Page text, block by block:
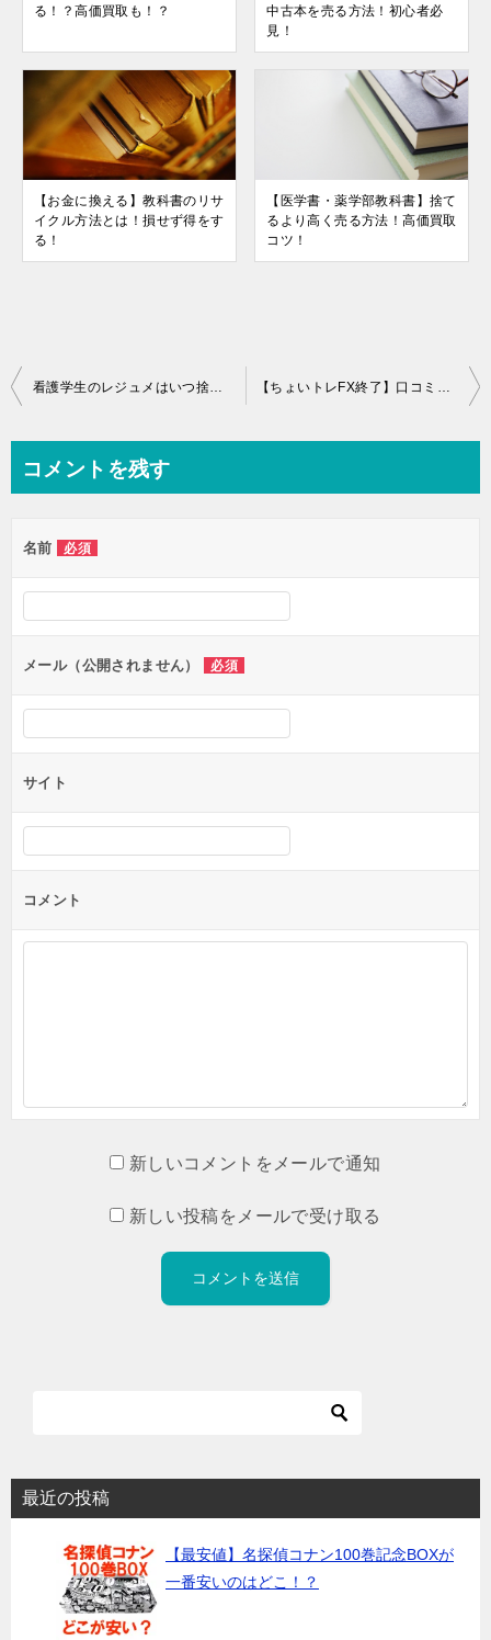
る！？高価買取も！？
中古本を売る方法！初心者必
見！
【お金に換える】教科書のリサ
イクル方法とは！損せず得をす
る！
【医学書・薬学部教科書】捨て
るより高く売る方法！高価買取
コツ！
投
ビ
ー
シ
ョ
ン
コメントを残す
名前 必須
メール（公開されません） 必須
サイト
コメント
新しいコメントをメールで通知
新しい投稿をメールで受け取る
最近の投稿
【最安値】名探偵コナン100巻記念BOXが
一番安いのはどこ！？